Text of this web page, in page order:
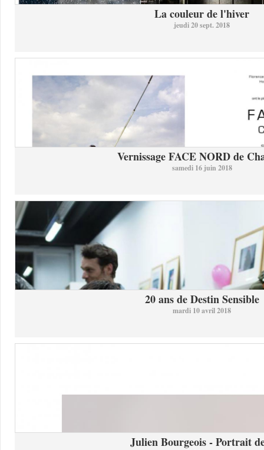
La couleur de l'hiver
jeudi 20 sept. 2018
Vernissage FACE NORD de
samedi 16 juin 2018
20 ans de Destin Sensible
mardi 10 avril 2018
Julien Bourgeois - Portrait